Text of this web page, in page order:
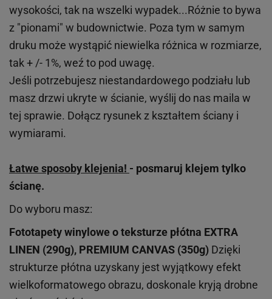
wysokości, tak na wszelki wypadek...Różnie to bywa
z "pionami" w budownictwie. Poza tym w samym
druku może wystąpić niewielka różnica w rozmiarze,
tak + /- 1%, weź to pod uwagę.
Jeśli potrzebujesz niestandardowego podziału lub
masz drzwi ukryte w ścianie, wyślij do nas maila w
tej sprawie. Dołącz rysunek z kształtem ściany i
wymiarami.
Łatwe sposoby klejenia! - posmaruj klejem tylko
ścianę.
Do wyboru masz:
Fototapety winylowe oteksturze płótna EXTRA
LINEN (290g), PREMIUM CANVAS (350g) Dzięki
strukturze płótna uzyskany jest wyjątkowy efekt
wielkoformatowego obrazu, doskonale kryją drobne